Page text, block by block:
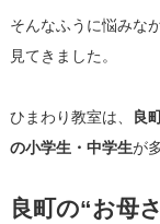
そんなふうに悩みな
見てきました。
ひまわり教室は、
良
の小学生・中学生が
良町の“お母